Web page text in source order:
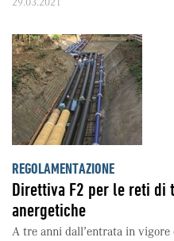
REGOLAMENTAZIONE
Direttiva F2 per le reti di
anergetiche
A tre anni dall’entrata in